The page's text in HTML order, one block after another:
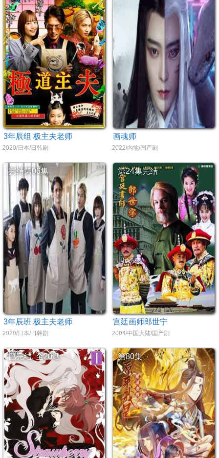
3年辰组 极主夫老师
2020/日本/日韩剧
画魂师
2022/内地/国产剧
完结第06集
3年辰班 极主夫老师
2020/日本/日韩剧
第24集完结
宫廷画师郎世宁
2004/中国大陆/国产剧
已完结, 全20话 第80集